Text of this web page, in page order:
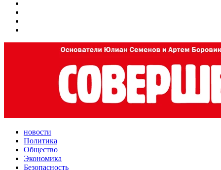
новости
Политика
Общество
Экономика
Безопасность